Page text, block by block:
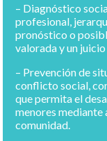
– Diagnóstico
profesional,
pronóstico o
valorada y un juicio
– Prevención de
conflicto social,
que permita el
menores mediante
comunidad.